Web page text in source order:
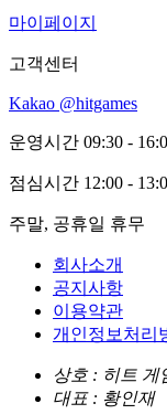
마이페이지
고객센터
Kakao @hitgames
운영시간 09:30 -
점심시간 12:00 -
주말, 공휴일 휴무
회사소개
공지사항
이용약관
개인정보처리
상호 : 히트 게
대표 : 황인재